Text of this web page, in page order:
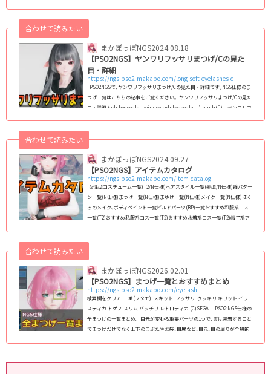
す。 特徴 デザイン: イラスティカまつげ/Dは、イラスト調まつげの新作｡
先端が少し太めで、全体的...
まかぽっぽNGS
合わせて読みたい
2024.08.18
【PSO2NGS】ヤンワリフッサリまつげ/Cの見た
目・詳細
https://ngs.pso2-makapo.com/long-soft-eyelashes-c
PSO2NGSで､ヤンワリフッサリまつげ/Cの見た目・詳細です｡NGS仕様のま
つげ一覧はこちらの記事をご覧ください｡ ヤンワリフッサリまつげ/Cの見た
目・詳細 (adsbygoogle = window.adsbygoogle || ).push({}); ヤンワリフ
います。 特徴 デザイン: 二重まぶたになるデザインで、上まつげには最低
限の跳ねがあります。これにより、可愛らしく...
まかぽっぽNGS
合わせて読みたい
2024.09.27
【PSO2NGS】アイテムカタログ
https://ngs.pso2-makapo.com/item-catalog
女性型コスチューム一覧(T2/N仕様)ヘアスタイル一覧(髪型/N仕様)瞳パター
ン一覧(N仕様)まつげ一覧(N仕様)まゆげ一覧(N仕様)メイク一覧(N仕様)ほく
ろのメイク､ボディペイント一覧ビルドパーツ(BP)一覧おすすめ和服系コス
一覧(T2)おすすめ私服系コス一覧(T2)おすすめ水着系コス一覧(T2)帽子系ア
覧リボン(頭部)系ア...
まかぽっぽNGS
合わせて読みたい
2026.02.01
【PSO2NGS】まつげ一覧とおすすめまとめ
https://ngs.pso2-makapo.com/eyelash
検索欄をクリア 二重(フタエ) スキット フッサリ クッキリ キリット イラ
スティカ トゲノ スリム バッチリ レトロティカ (C)SEGA PSO2:NGS仕様の
全まつげの一覧まとめ｡ 目元が変わる重要パーツの1つで､実は装着すること
でまつげだけでなく上下のまぶたや涙袋､目尻など､目元､目の周りが全般的